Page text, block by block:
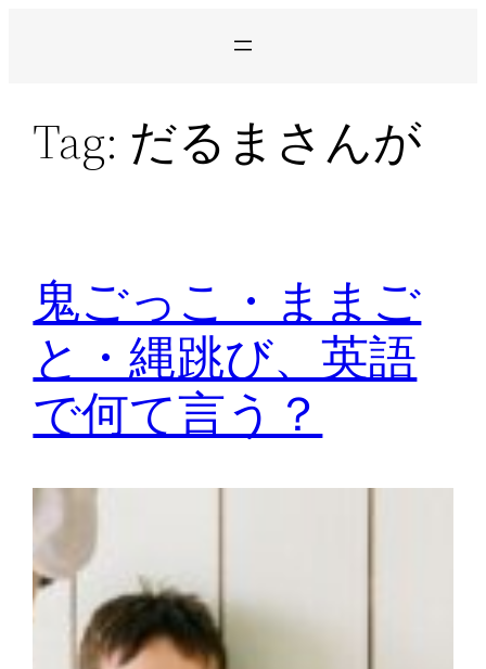
Tag: だるまさんが
鬼ごっこ・ままご
と・縄跳び、英語
で何て言う？